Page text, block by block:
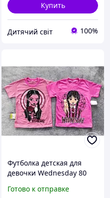
Купить
Дитячий світ 100%
Футболка детская для
девочки Wednesday 80
Готово к отправке